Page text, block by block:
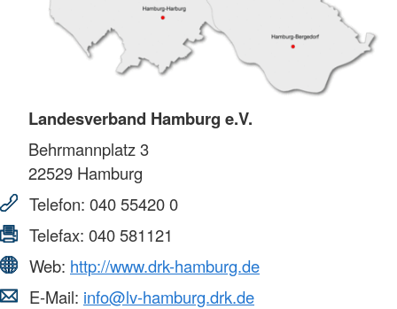
Landesverband Hamburg e.V.
Behrmannplatz 3
22529 Hamburg
Telefon: 040 55420 0
Telefax: 040 581121
Web: http://www.drk-hamburg.de
E-Mail: info@lv-hamburg.drk.de